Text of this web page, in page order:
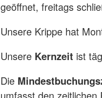
geöffnet, freitags
Unsere Krippe hat
Unsere Kernzeit ist
Die